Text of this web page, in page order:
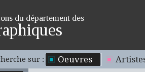
du département des
sur : Oeuvres